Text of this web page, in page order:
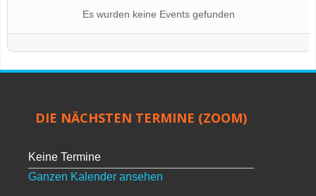
Es wurden keine Events gefunden
DIE NÄCHSTEN TERMINE (ZOOM)
Keine Termine
Ganzen Kalender ansehen